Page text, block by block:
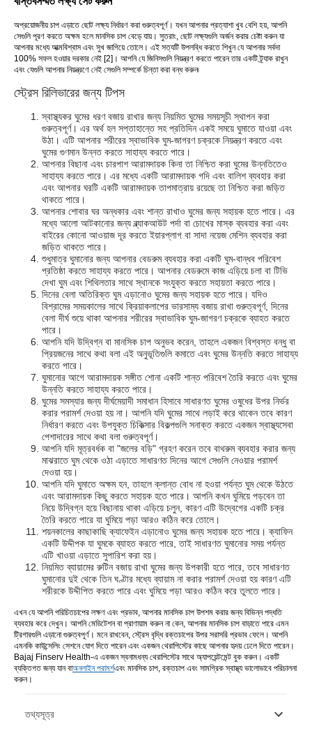
অপ্রয়োজনীয় চাপ এড়াতে ছোট লক্ষ্য নির্ধারণ করা গুরুত্বপূর্ণ। যখন আপনার প্রত্যাশা খুব বেশি হয়, আপনি
সেগুলি পূরণ করতে অক্ষম হলে মানসিক চাপ বেড়ে যায়। সুতরাং, ছোট লক্ষ্যগুলি অর্জন করার চেষ্টা করুন যা
আপনার মধ্যে আত্মবিশ্বাস এবং সুখ জাগিয়ে তোলে। এই সত্যটি উপলব্ধি করতে শিখুন যে আপনার সর্বদা
100% সফল হওয়ার দরকার নেই [2]। আপনি যে জিনিসগুলি নিয়ন্ত্রণ করতে পারেন তার একটি ট্র্যাক রাখুন
এবং যেগুলি আপনার নিয়ন্ত্রণে নেই সেগুলি সম্পর্কে চিন্তা করা বন্ধ করুন৷
স্ট্রেস রিলিভারের জন্য টিপস
স্বাস্থ্যকর ঘুমের ধরণ বজায় রাখার জন্য নিয়মিত ঘুমের সময়সূচী স্থাপন করা
গুরুত্বপূর্ণ। এর অর্থ হল সপ্তাহান্তে সহ প্রতিদিন একই সময়ে ঘুমাতে যাওয়া এবং
উঠা। এটি আপনার শরীরের স্বাভাবিক ঘুম-জাগরণ চক্রকে নিয়ন্ত্রণ করতে এবং
ঘুমের গুণমান উন্নত করতে সাহায্য করতে পারে।
আপনার বিছানা এবং চারপাশ আরামদায়ক কিনা তা নিশ্চিত করা ঘুমের উন্নতিতেও
সাহায্য করতে পারে। এর মধ্যে একটি আরামদায়ক গদি এবং বালিশ ব্যবহার করা
এবং আপনার ঘরটি একটি আরামদায়ক তাপমাত্রায় রয়েছে তা নিশ্চিত করা জড়িত
থাকতে পারে।
আপনার শোবার ঘর অন্ধকার এবং শান্ত রাখাও ঘুমের জন্য সহায়ক হতে পারে। এর
মধ্যে আলো আটকানোর জন্য ব্ল্যাকআউট পর্দা বা চোখের মাস্ক ব্যবহার করা এবং
বাইরের কোনো আওয়াজ দূর করতে ইয়ারপ্লাগ বা সাদা নয়েজ মেশিন ব্যবহার করা
জড়িত থাকতে পারে।
শুধুমাত্র ঘুমানোর জন্য আপনার বেডরুম ব্যবহার করা একটি ঘুম-বান্ধব পরিবেশ
প্রতিষ্ঠা করতে সাহায্য করতে পারে। আপনার বেডরুমে কাজ এড়িয়ে চলা বা টিভি
দেখা ঘুম এবং শিথিলতার সাথে স্থানকে সংযুক্ত করতে সহায়তা করতে পারে।
দিনের বেলা অতিরিক্ত ঘুম এড়ানোও ঘুমের জন্য সহায়ক হতে পারে। যদিও
বিশ্রামের সময়কালের সাথে ক্রিয়াকলাপের ভারসাম্য বজায় রাখা গুরুত্বপূর্ণ, দিনের
বেলা দীর্ঘ শুয়ে থাকা আপনার শরীরের স্বাভাবিক ঘুম-জাগরণ চক্রকে ব্যাহত করতে
পারে।
আপনি যদি উদ্বিগ্ন বা মানসিক চাপ অনুভব করেন, তাহলে একজন বিশ্বস্ত বন্ধু বা
প্রিয়জনের সাথে কথা বলা এই অনুভূতিগুলি কমাতে এবং ঘুমের উন্নতি করতে সাহায্য
করতে পারে।
ঘুমানোর আগে আরামদায়ক সঙ্গীত শোনা একটি শান্ত পরিবেশ তৈরি করতে এবং ঘুমের
উন্নতি করতে সাহায্য করতে পারে।
ঘুমের সমস্যার জন্য দীর্ঘমেয়াদী সমাধান হিসাবে সাধারণত ঘুমের ওষুধের উপর নির্ভর
করার পরামর্শ দেওয়া হয় না। আপনি যদি ঘুমের সাথে লড়াই করে থাকেন তবে কারণ
নির্ধারণ করতে এবং উপযুক্ত চিকিত্সার বিকল্পগুলি সনাক্ত করতে একজন স্বাস্থ্যসেবা
পেশাদারের সাথে কথা বলা গুরুত্বপূর্ণ।
আপনি যদি মূত্রবর্ধক বা "জলের বড়ি" গ্রহণ করেন তবে বাথরুম ব্যবহার করার জন্য
মাঝরাতে ঘুম থেকে ওঠা এড়াতে সাধারণত দিনের আগে সেগুলি নেওয়ার পরামর্শ
দেওয়া হয়।
আপনি যদি ঘুমাতে অক্ষম হন, তাহলে ক্লান্ত বোধ না হওয়া পর্যন্ত ঘুম থেকে উঠতে
এবং আরামদায়ক কিছু করতে সহায়ক হতে পারে। আপনি কখন ঘুমিয়ে পড়বেন তা
নিয়ে উদ্বিগ্ন হয়ে বিছানায় থাকা এড়িয়ে চলুন, কারণ এটি উদ্বেগের একটি চক্র
তৈরি করতে পারে যা ঘুমিয়ে পড়া আরও কঠিন করে তোলে।
শয়নকালের কাছাকাছি ক্যাফেইন এড়ানোও ঘুমের জন্য সহায়ক হতে পারে। ক্যাফিন
একটি উদ্দীপক যা ঘুমকে ব্যাহত করতে পারে, তাই সাধারণত ঘুমানোর সময় পর্যন্ত
এটি খাওয়া এড়াতে সুপারিশ করা হয়।
নিয়মিত ব্যায়ামের রুটিন বজায় রাখা ঘুমের জন্য উপকারী হতে পারে, তবে সাধারণত
ঘুমানোর দুই থেকে তিন ঘণ্টার মধ্যে ব্যায়াম না করার পরামর্শ দেওয়া হয় কারণ এটি
শরীরকে উদ্দীপিত করতে পারে এবং ঘুমিয়ে পড়া আরও কঠিন করে তুলতে পারে।
এখন যে আপনি পরিচিতচাপের লক্ষণ এবং প্রভাব, আপনার মানসিক চাপ উপশম করার জন্য বিভিন্ন পদ্ধতি
ব্যবহার করে দেখুন। আপনি মেডিটেশন বা প্রাণায়াম করুন না কেন, আপনার মানসিক চাপ বাড়াতে পারে এমন
ট্রিগারগুলি এড়ানো গুরুত্বপূর্ণ। মনে রাখবেন, স্ট্রেস বৃদ্ধি রক্তচাপের উপর সরাসরি প্রভাব ফেলে। আপনি
এমনকি কাউন্সেলিং সেশনে যোগ দিতে পারেন এবং একজন থেরাপিস্টের কাছে আপনার হৃদয় ঢেলে দিতে পারেন।
Bajaj Finserv Health-এ একজন স্বনামধন্য থেরাপিস্টের সাথে অ্যাপয়েন্টমেন্ট বুক করুন। একটি
ব্যক্তিগত জন্য যান বাঅনলাইন পরামর্শএবং মানসিক চাপ, রক্তচাপ এবং সামগ্রিক স্বাস্থ্য ভালোভাবে পরিচালনা
করুন।
তথ্যসূত্র